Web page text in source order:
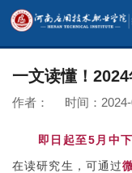
一文读懂！
作者： 时间：2024-
即日起至5月中下
在读研究生，可通过